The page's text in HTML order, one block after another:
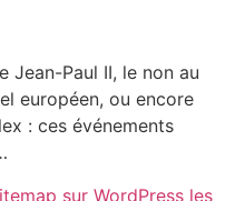
Jean-Paul II, le non au
européen, ou encore
: ces événements
sur WordPress les